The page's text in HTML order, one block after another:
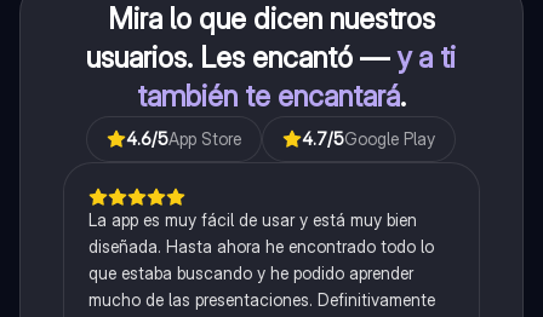
Mira lo que dicen nuestros
usuarios. Les encantó —y a ti
también te encantará.
4.6/5App Store 4.7/5Google Play
La app es muy fácil de usar y está muy bien
diseñada. Hasta ahora he encontrado todo lo
que estaba buscando y he podido aprender
mucho de las presentaciones. Definitivamente